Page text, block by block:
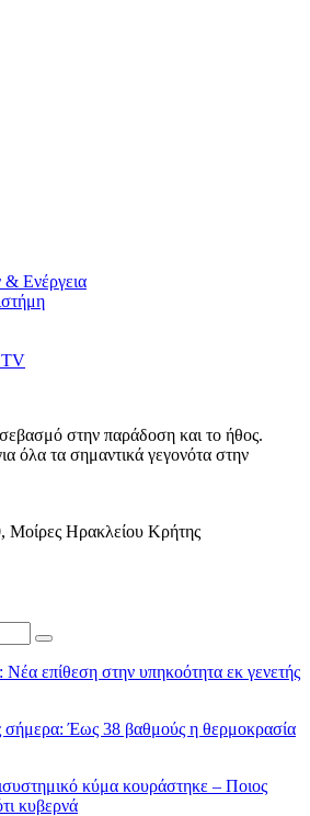
Ενέργεια
TV
σεβασμό στην παράδοση και το ήθος.
όλα τα σημαντικά γεγονότα στην
Μοίρες Ηρακλείου Κρήτης
επίθεση στην υπηκοότητα εκ γενετής
σήμερα: Έως 38 βαθμούς η θερμοκρασία
κύμα κουράστηκε – Ποιος
κυβερνά